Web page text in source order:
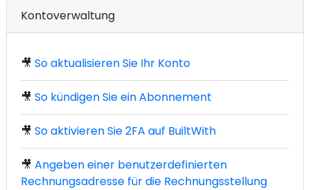
Kontoverwaltung
🎥 So aktualisieren Sie Ihr Konto
🎥 So kündigen Sie ein Abonnement
🎥 So aktivieren Sie 2FA auf BuiltWith
🎥 Angeben einer benutzerdefinierten
Rechnungsadresse für die Rechnungsstellung